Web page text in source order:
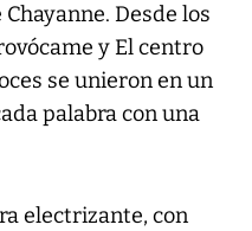
Desde los
y El centro
se unieron en un
palabra con una
electrizante, con